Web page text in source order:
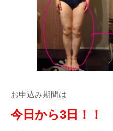
お申込み期間は
今日から3日！！